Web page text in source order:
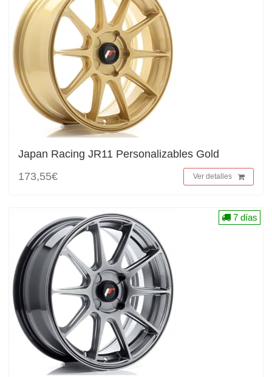
Japan Racing JR11 Personalizables Gold
173,55€
Ver detalles
7 días